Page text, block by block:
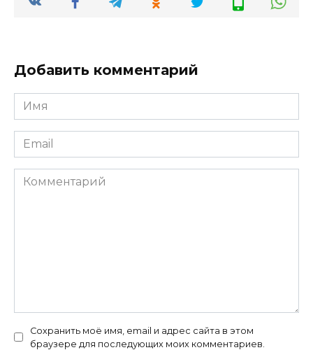
Добавить комментарий
Имя
*
Email
*
Комментарий
Сохранить моё имя, email и адрес сайта в этом
браузере для последующих моих комментариев.